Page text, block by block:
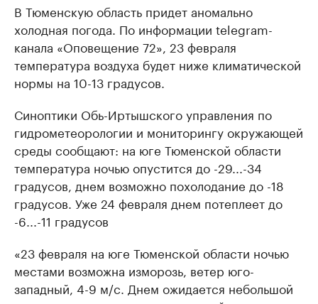
В Тюменскую область придет аномально
холодная погода. По информации telegram-
канала «Оповещение 72», 23 февраля
температура воздуха будет ниже климатической
нормы на 10-13 градусов.
Синоптики Обь-Иртышского управления по
гидрометеорологии и мониторингу окружающей
среды сообщают: на юге Тюменской области
температура ночью опустится до -29...-34
градусов, днем возможно похолодание до -18
градусов. Уже 24 февраля днем потеплеет до
-6...-11 градусов
«23 февраля на юге Тюменской области ночью
местами возможна изморозь, ветер юго-
западный, 4-9 м/c. Днем ожидается небольшой